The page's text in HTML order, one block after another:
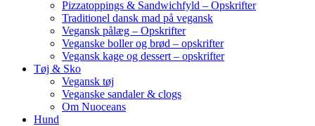
Pizzatoppings & Sandwichfyld – Opskrifter
Traditionel dansk mad på vegansk
Vegansk pålæg – Opskrifter
Veganske boller og brød – opskrifter
Vegansk kage og dessert – opskrifter
Tøj & Sko
Vegansk tøj
Veganske sandaler & clogs
Om Nuoceans
Hund